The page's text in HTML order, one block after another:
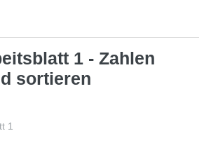
1 - Zahlen
sortieren
1